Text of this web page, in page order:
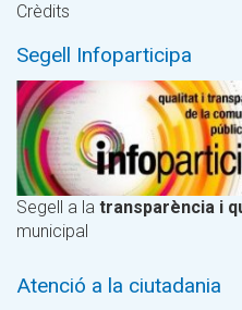
Crèdits
Segell Infoparticipa
Segell a la transparència i
municipal
Atenció a la ciutadania